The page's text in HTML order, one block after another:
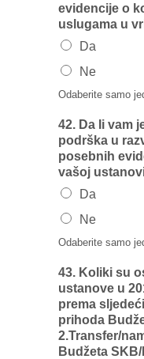
evidencije o
uslugama u
Da
Ne
Odaberite samo
42. Da Ii vam
podrška u
posebnih
vašoj
Da
Ne
Odaberite samo
43. Koliki su
ustanove u
prema
prihoda
2.Transfer/
Budžeta